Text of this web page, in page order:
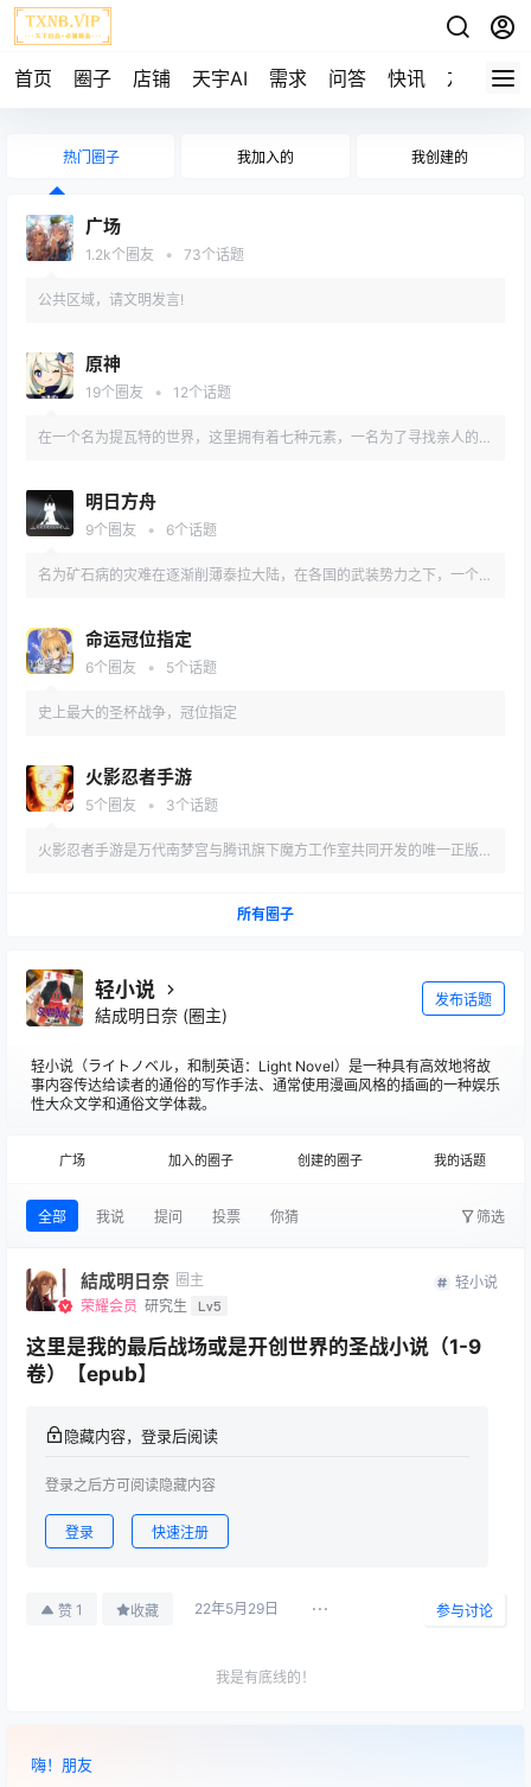
首页 圈子 店铺 天宇AI 需求 问答 快讯 友链
热门圈子 我加入的 我创建的
广场
1.2k个圈友 • 73个话题
公共区域，请文明发言!
原神
19个圈友 • 12个话题
在一个名为提瓦特的世界，这里拥有着七种元素，一名为了寻找亲人的旅
明日方舟
9个圈友 • 6个话题
名为矿石病的灾难在逐渐削薄泰拉大陆，在各国的武装势力之下，一个名
命运冠位指定
6个圈友 • 5个话题
史上最大的圣杯战争，冠位指定
火影忍者手游
5个圈友 • 3个话题
火影忍者手游是万代南梦宫与腾讯旗下魔方工作室共同开发的唯一正版火
所有圈子
轻小说
結成明日奈 (圈主)
发布话题
轻小说（ライトノベル，和制英语：Light Novel）是一种具有高效地将故
事内容传达给读者的通俗的写作手法、通常使用漫画风格的插画的一种娱乐
性大众文学和通俗文学体裁。
广场 加入的圈子 创建的圈子 我的话题
全部 我说 提问 投票 你猜 筛选
結成明日奈 圈主
荣耀会员 研究生 Lv5
轻小说
这里是我的最后战场或是开创世界的圣战小说（1-9
卷）【epub】
隐藏内容，登录后阅读
登录之后方可阅读隐藏内容
登录 快速注册
赞 1 收藏 22年5月29日 参与讨论
我是有底线的！
嫖？剽窃！
嗨！朋友